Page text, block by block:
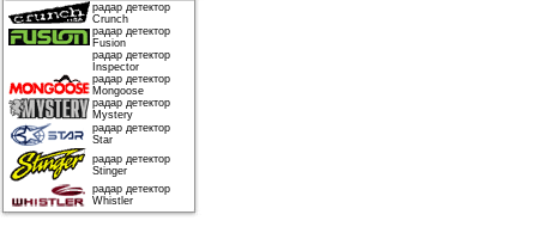
радар детектор
Crunch
радар детектор
Fusion
радар детектор
Inspector
радар детектор
Mongoose
радар детектор
Mystery
радар детектор
Star
радар детектор
Stinger
радар детектор
Whistler